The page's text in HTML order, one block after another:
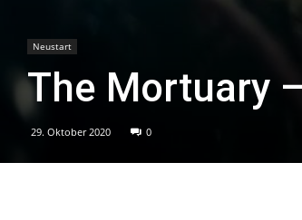
Neustart
The Mortuary
29. Oktober 2020 0